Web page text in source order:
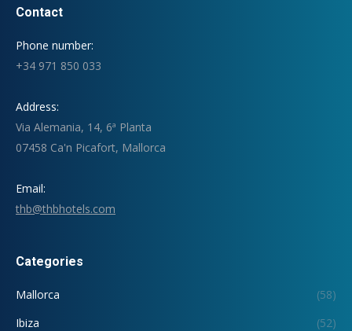
Contact
Phone number:
+34 971 850 033
Address:
Via Alemania, 14, 6ª Planta
07458 Ca'n Picafort, Mallorca
Email:
thb@thbhotels.com
Categories
Mallorca
(58)
Ibiza
(52)